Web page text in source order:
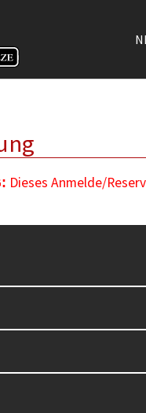
Dieses Anmelde/